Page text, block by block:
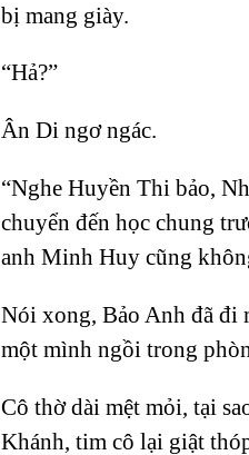
bị mang giày.
“Hả?”
Ân Di ngơ ngác.
“Nghe Huyền Thi bảo,
chuyển đến học chung
anh Minh Huy cũng
Nói xong, Bảo Anh đã đi
một mình ngồi trong
Cô thờ dài mệt mỏi, tại
Khánh, tim cô lại giật